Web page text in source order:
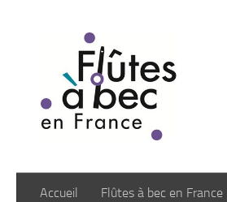
Accueil Flûtes à bec en France